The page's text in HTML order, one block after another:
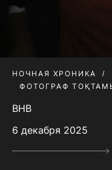
НОЧНАЯ ХРОНИКА
ФОТОГРАФ
BHB
6 декабря 2025